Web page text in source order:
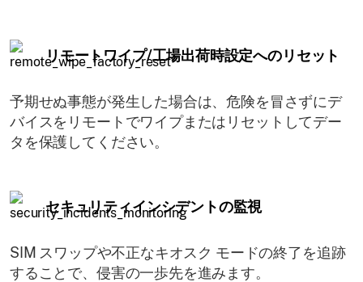
リモートワイプ/工場出荷時設定へのリセット
予期せぬ事態が発生した場合は、危険を冒さずにデ
バイスをリモートでワイプまたはリセットしてデー
タを保護してください。
セキュリティインシデントの監視
SIM スワップや不正なキオスク モードの終了を追跡
することで、侵害の一歩先を進みます。